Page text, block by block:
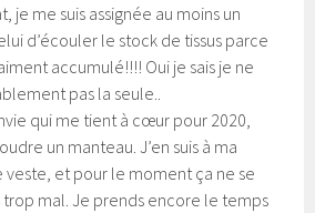
je me suis assignée au moins un
d’écouler le stock de tissus parce
accumulé!!!! Oui je sais je ne
pas la seule..
qui me tient à cœur pour 2020,
un manteau. J’en suis à ma
veste, et pour le moment ça ne se
trop mal. Je prends encore le temps